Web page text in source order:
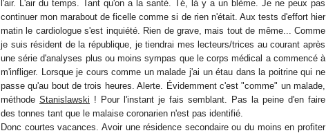
l'air. L'air du temps. Tant qu'on a la santé. Té, là y a un blème. Je ne peux pas
continuer mon marabout de ficelle comme si de rien n'était. Aux tests d'effort hier
matin le cardiologue s'est inquiété. Rien de grave, mais tout de même... Comme
je suis résident de la république, je tiendrai mes lecteurs/trices au courant après
une série d'analyses plus ou moins sympas que le corps médical a commencé à
m'infliger. Lorsque je cours comme un malade j'ai un étau dans la poitrine qui ne
passe qu'au bout de trois heures. Alerte. Évidemment c'est "comme" un malade,
méthode Stanislawski ! Pour l'instant je fais semblant. Pas la peine d'en faire
des tonnes tant que le malaise coronarien n'est pas identifié.
Donc courtes vacances. Avoir une résidence secondaire ou du moins en profiter